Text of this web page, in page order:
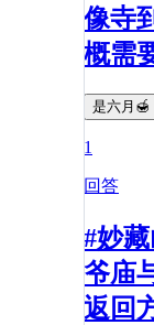
像寺
概需
是六月🍯
1
回答
#妙
爷庙
返回